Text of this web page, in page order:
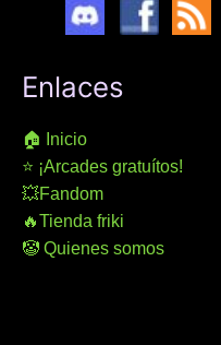
Enlaces
🏠 Inicio
⭐ ¡Arcades gratuítos!
💥Fandom
🔥Tienda friki
🤡 Quienes somos